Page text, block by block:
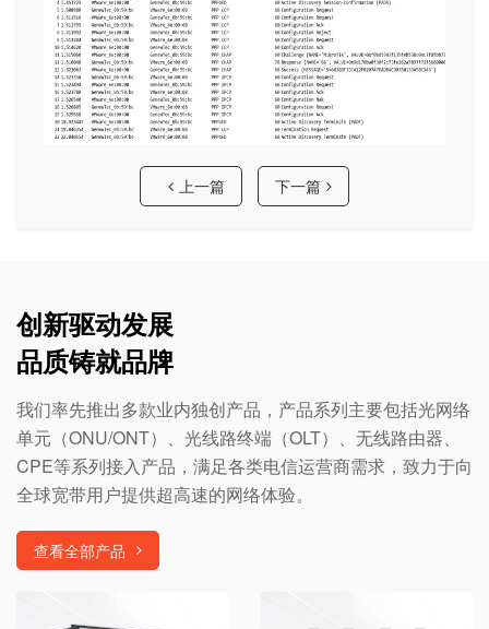
上一篇 下一篇
创新驱动发展
品质铸就品牌
我们率先推出多款业内独创产品，产品系列主要包括光网络
单元（ONU/ONT）、光线路终端（OLT）、无线路由器、
CPE等系列接入产品，满足各类电信运营商需求，致力于向
全球宽带用户提供超高速的网络体验。
查看全部产品